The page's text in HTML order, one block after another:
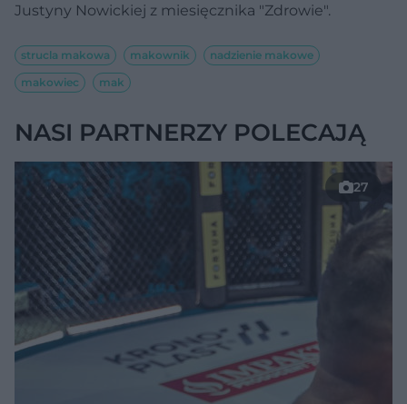
Justyny Nowickiej z miesięcznika "Zdrowie".
strucla makowa makownik
nadzienie makowe
makowiec
mak
NASI PARTNERZY POLECAJĄ
27